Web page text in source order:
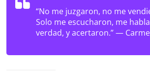
“No me juzgaron, no me
Solo me escucharon, me
verdad, y acertaron.” —